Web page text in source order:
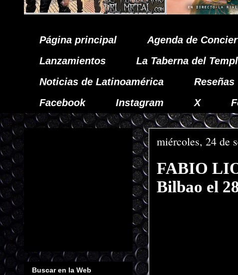
Página principal Agenda de
Lanzamientos
La Taberna del
Noticias de Latinoamérica
Reseñas
Facebook
Instagram X
miércoles, 24 de
FABIO
Bilbao el
Buscar en la Web